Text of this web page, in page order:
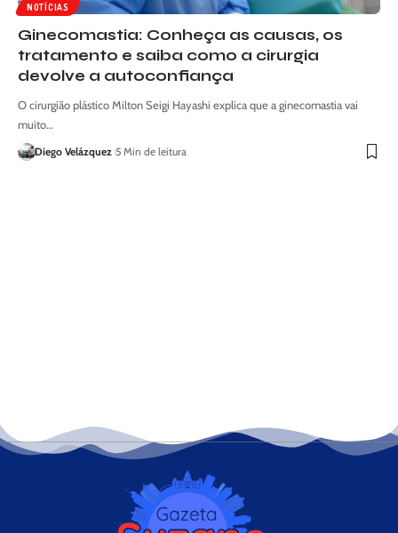
NOTÍCIAS
Ginecomastia: Conheça as causas, os
tratamento e saiba como a cirurgia
devolve a autoconfiança
O cirurgião plástico Milton Seigi Hayashi explica que a ginecomastia vai
muito…
Diego Velázquez 5 Min de leitura